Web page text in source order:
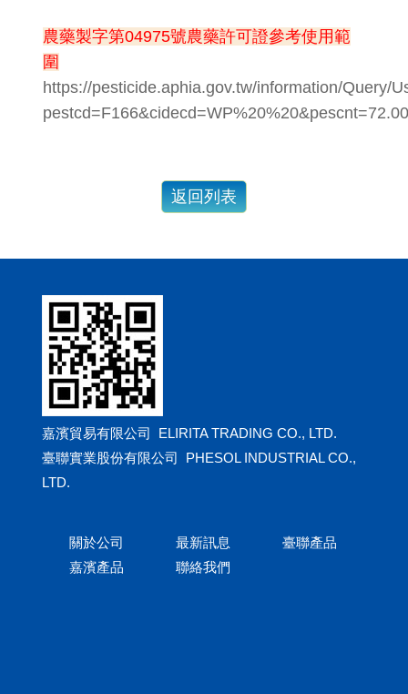
農藥製字第04975號農藥許可證參考使用範
圍
https://pesticide.aphia.gov.tw/information/Query/
嘉濱貿易有限公司 ELIRITA TRADING CO., LTD.
臺聯實業股份有限公司 PHESOL INDUSTRIAL CO.,
LTD.
關於公司 最新訊息
臺聯產品
嘉濱產品
聯絡我們